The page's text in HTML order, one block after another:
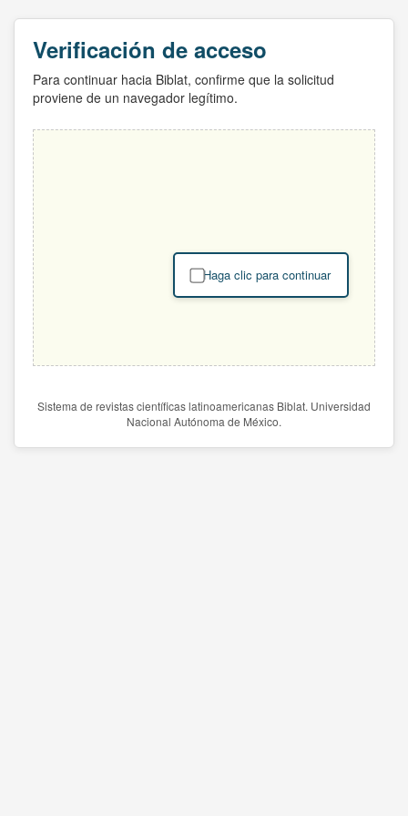
Verificación de acceso
Para continuar hacia Biblat, confirme que la solicitud
proviene de un navegador legítimo.
Haga clic para continuar
Sistema de revistas científicas latinoamericanas Biblat. Universidad
Nacional Autónoma de México.